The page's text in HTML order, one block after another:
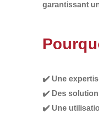
garantissant
✔️ Une
✔️ Des
✔️ Une